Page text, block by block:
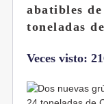
llena